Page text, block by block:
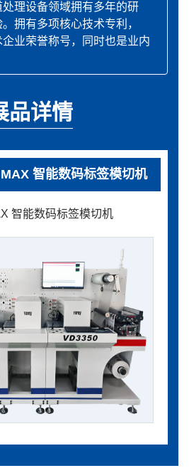
理设备领域拥有多年的研
拥有多项核心技术专利，
业荣誉称号，同时也是业内
品详情
智能数码标签模切机
智能数码标签模切机